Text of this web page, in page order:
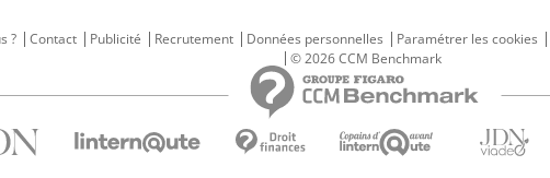
?
Contact Publicité Recrutement Données personnelles Paramétrer les cookies
© 2026 CCM Benchmark